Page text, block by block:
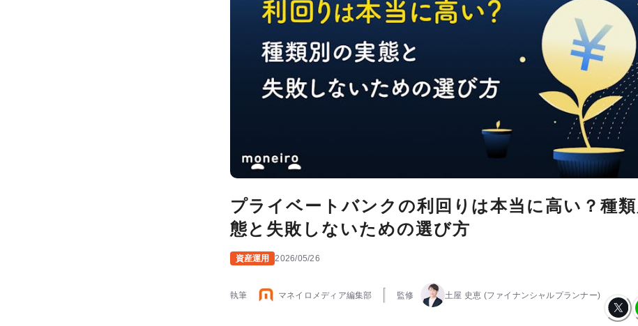
プライベートバンクの利回りは本当に高い？種
態と失敗しないための選び方
資産運用 2026/05/26
執筆 マネイロメディア編集部 監修 土屋 史恵 (ファイナンシャルプランナー)